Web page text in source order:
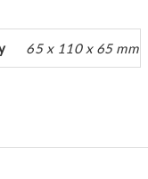
65 x 110 x 65 mm